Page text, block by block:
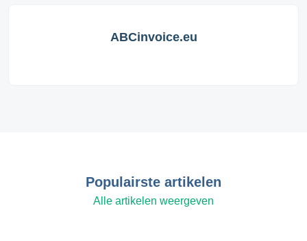
ABCinvoice.eu
Populairste artikelen
Alle artikelen weergeven